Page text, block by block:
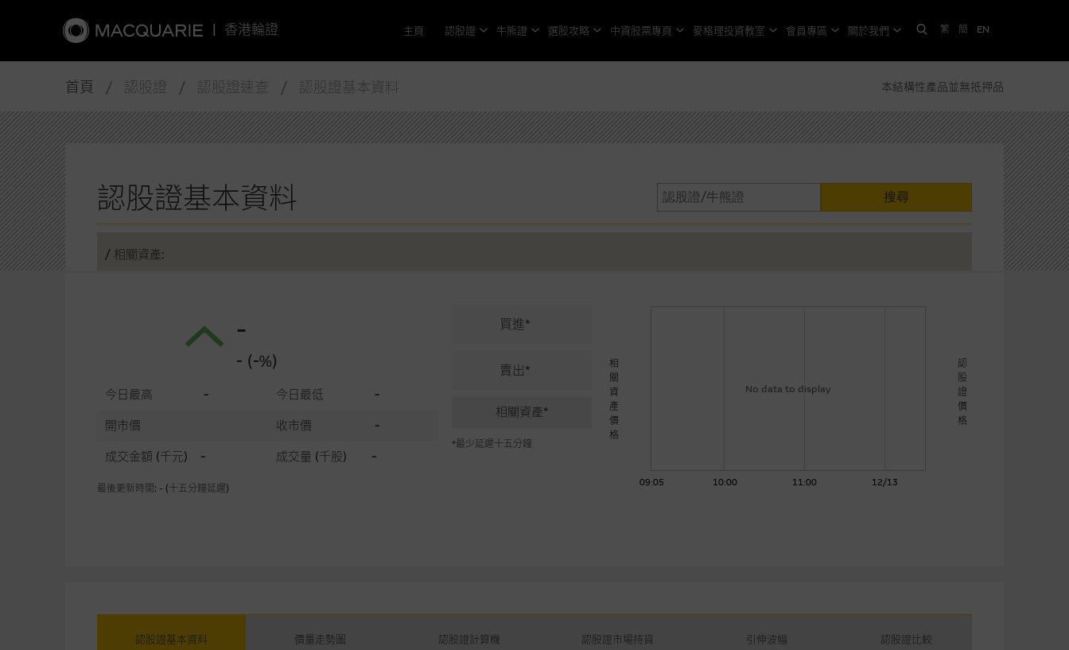
| 香港輪證 主頁 認股證 牛熊證 選股攻略 中資股票專頁 麥格理投資教室 會員專區 關於我們 繁 簡 EN
首頁 / 認股證 / 認股證速查 / 認股證基本資料 本結構性產品並無抵押品
認股證基本資料 搜尋
/ 相關資產:
-
- (-%)
今日最高 - 今日最低
-
開市價
收市價
-
成交金額 (千元) - 成交量 (千股) -
最後更新時間: - (十五分鐘延遲)
買進*
賣出*
相關資產*
*最少延遲十五分鐘
No data to display
09:05 10:00 11:00 12/13
認
股
證
價
格
相
關
資
產
價
格
認股證基本資料 價量走勢圖 認股證計算機 認股證市場持貨 引伸波幅 認股證比較